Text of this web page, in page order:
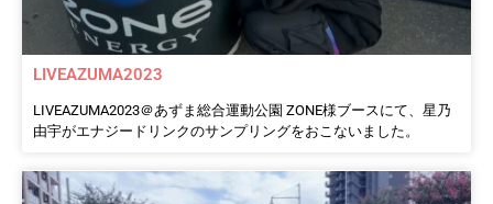
LIVEAZUMA2023
LIVEAZUMA2023＠あずま総合運動公園 ZONE様ブースにて、星乃
由宇がエナジードリンクのサンプリングをおこないました。